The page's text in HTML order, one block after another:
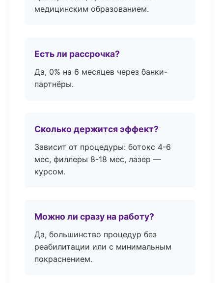
медицинским образованием.
Есть ли рассрочка?
Да, 0% на 6 месяцев через банки-
партнёры.
Сколько держится эффект?
Зависит от процедуры: ботокс 4-6
мес, филлеры 8-18 мес, лазер —
курсом.
Можно ли сразу на работу?
Да, большинство процедур без
реабилитации или с минимальным
покраснением.